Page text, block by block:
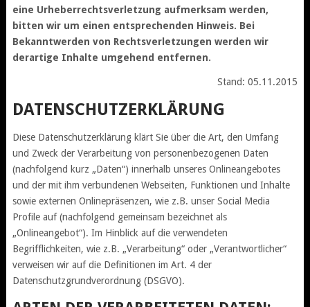
eine Urheberrechtsverletzung aufmerksam werden,
bitten wir um einen entsprechenden Hinweis. Bei
Bekanntwerden von Rechtsverletzungen werden wir
derartige Inhalte umgehend entfernen.
Stand: 05.11.2015
DATENSCHUTZERKLÄRUNG
Diese Datenschutzerklärung klärt Sie über die Art, den Umfang
und Zweck der Verarbeitung von personenbezogenen Daten
(nachfolgend kurz „Daten“) innerhalb unseres Onlineangebotes
und der mit ihm verbundenen Webseiten, Funktionen und Inhalte
sowie externen Onlinepräsenzen, wie z.B. unser Social Media
Profile auf (nachfolgend gemeinsam bezeichnet als
„Onlineangebot“). Im Hinblick auf die verwendeten
Begrifflichkeiten, wie z.B. „Verarbeitung“ oder „Verantwortlicher“
verweisen wir auf die Definitionen im Art. 4 der
Datenschutzgrundverordnung (DSGVO).